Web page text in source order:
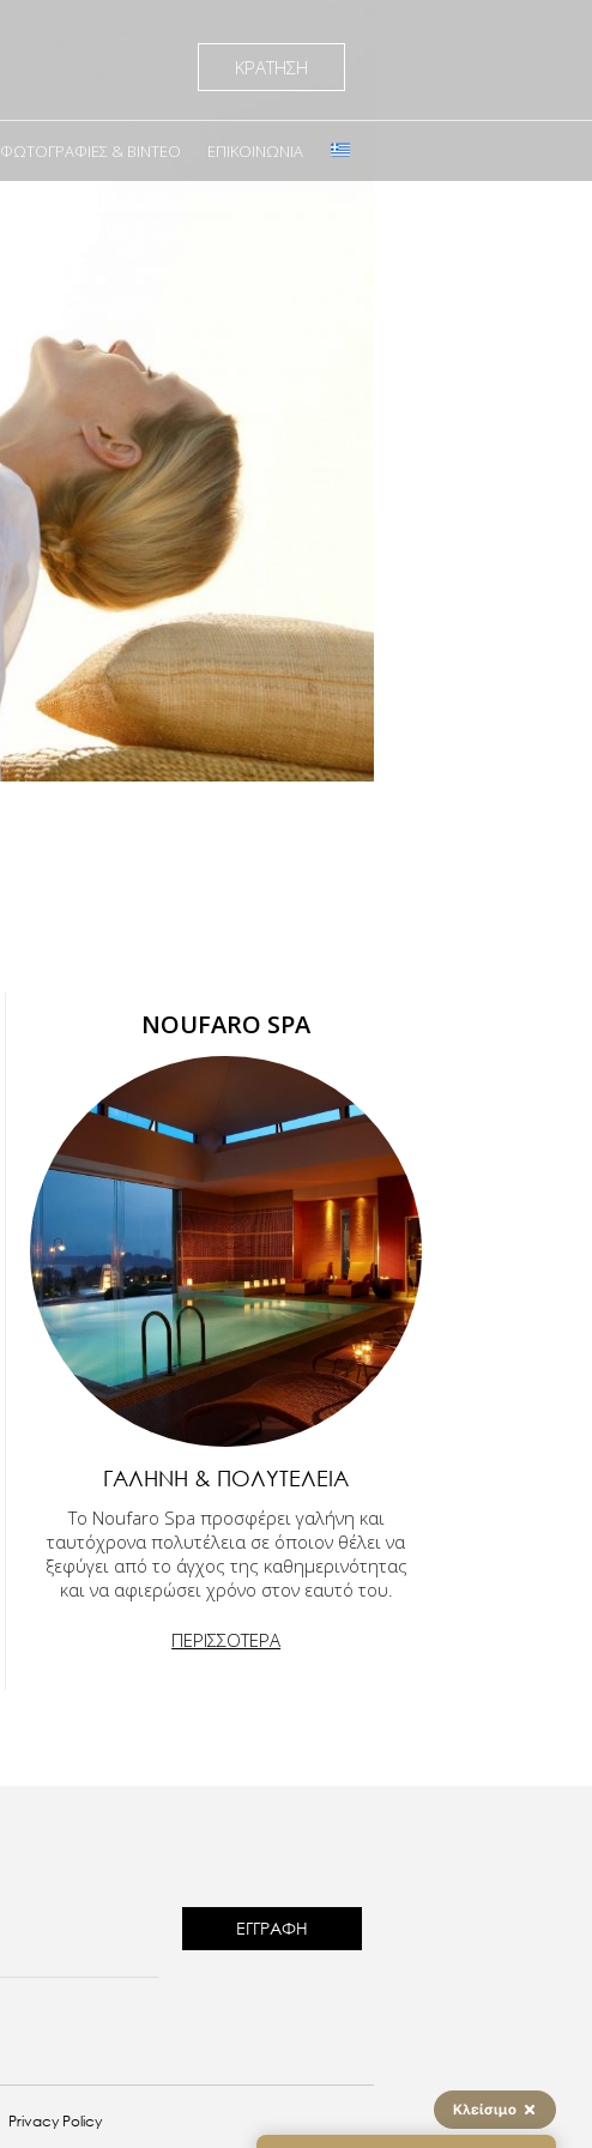
ΚΡΑΤΗΣΗ
ΦΩΤΟΓΡΑΦΊΕΣ & ΒΊΝΤΕΟ ΕΠΙΚΟΙΝΩΝΊΑ
NOUFARO SPA
ΓΑΛΉΝΗ & ΠΟΛΥΤΈΛΕΙΑ
Το Noufaro Spa προσφέρει γαλήνη και
ταυτόχρονα πολυτέλεια σε όποιον θέλει να
ξεφύγει από το άγχος της καθημερινότητας
και να αφιερώσει χρόνο στον εαυτό του.
ΠΕΡΙΣΣΟΤΕΡΑ
Privacy Policy
Κλείσιμο